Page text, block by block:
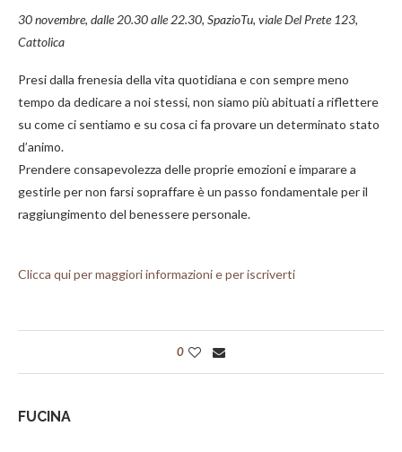
30 novembre, dalle 20.30 alle 22.30, SpazioTu, viale Del Prete 123,
Cattolica
Presi dalla frenesia della vita quotidiana e con sempre meno
tempo da dedicare a noi stessi, non siamo più abituati a riflettere
su come ci sentiamo e su cosa ci fa provare un determinato stato
d’animo.
Prendere consapevolezza delle proprie emozioni e imparare a
gestirle per non farsi sopraffare è un passo fondamentale per il
raggiungimento del benessere personale.
Clicca qui per maggiori informazioni e per iscriverti
0
FUCINA